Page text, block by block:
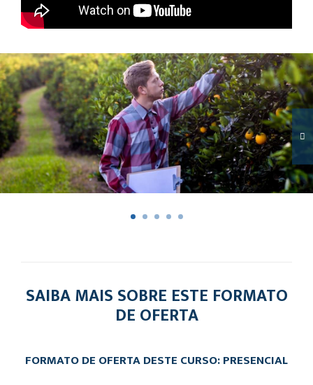
SAIBA MAIS SOBRE ESTE FORMATO
DE OFERTA
FORMATO DE OFERTA DESTE CURSO: PRESENCIAL